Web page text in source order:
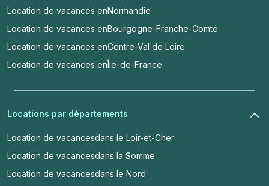
Location de vacances enNormandie
Location de vacances enBourgogne-Franche-Comté
Location de vacances enCentre-Val de Loire
Location de vacances enÎle-de-France
Locations par départements
Location de vacancesdans le Loir-et-Cher
Location de vacancesdans la Somme
Location de vacancesdans le Nord